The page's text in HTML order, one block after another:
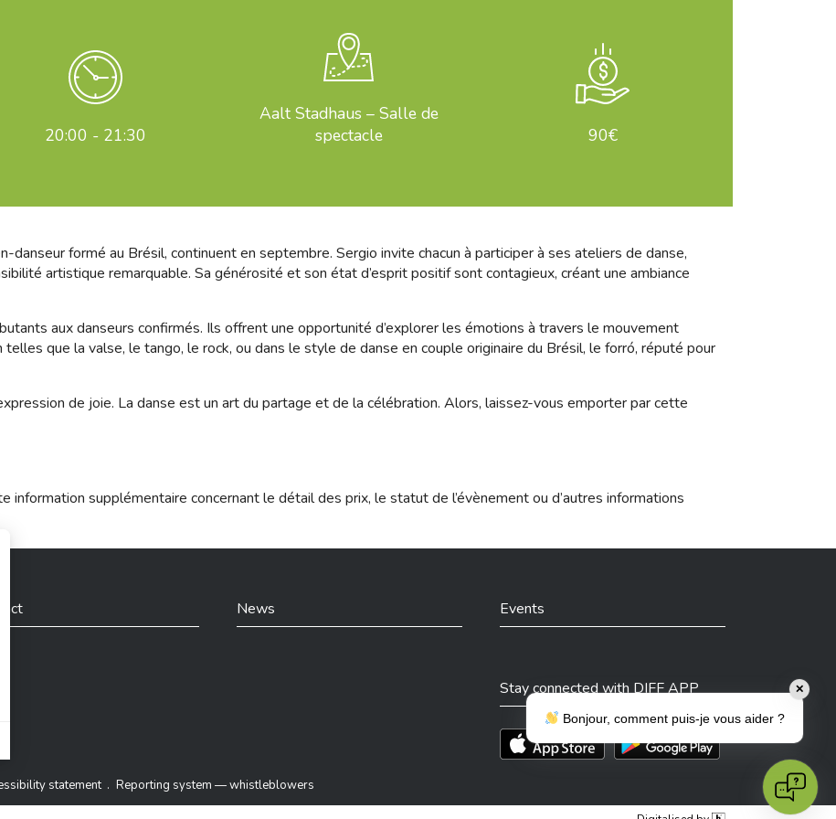
20:00 - 21:30
Aalt Stadhaus – Salle de
spectacle
90€
danseur formé au Brésil, continuent en septembre. Sergio invite chacun à participer à ses ateliers de danse,
artistique remarquable. Sa générosité et son état d’esprit positif sont contagieux, créant une ambiance
aux danseurs confirmés. Ils offrent une opportunité d’explorer les émotions à travers le mouvement
que la valse, le tango, le rock, ou dans le style de danse en couple originaire du Brésil, le forró, réputé pour
de joie. La danse est un art du partage et de la célébration. Alors, laissez-vous emporter par cette
information supplémentaire concernant le détail des prix, le statut de l’évènement ou d’autres informations
News Events
Stay connected with DIFF APP
Téléchargez l'app sur l'App StoreTéléchargez l'app sur Play Store
statement Reporting system — whistleblowers
✕
Bonjour, comment puis-je vous aider ?